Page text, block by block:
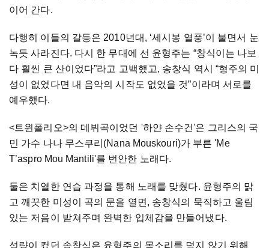
이어 간다.
다행히 이들의 갈등은 2010년대 , ‘세시봉 열풍’이 불면서 눈
녹듯 사라진다. 다시 한 무대에 선 윤형주는 “창식이는 나보
다 훨씬 큰 산이었다”라고 고백했고, 송창식 역시 “형주의 미
성이
없었다면 내 음악의 시작도 없었을 것”이라며 서로를
예우했다.
<트윈폴리오>의 데뷔곡이었던 '하얀 손수건'은 그리스의 국
민 가수 나나 무스쿠리 (Nana Mouskouri)가 부른 'Me
T’aspro Mou Mantili'를 번안한 노래다.
둘은 치열한 연습 과정을 통해 노래를 맞췄다. 윤형주의 맑
고 깨끗한 미성이 곡의 문을 열면 , 송창식의 묵직하고 울림
있는 저음이 받쳐주며 완벽한 입체감을 만들어냈다.
성량이 컸던 송창식은 윤형주의 목소리를 덮지 않기
위해